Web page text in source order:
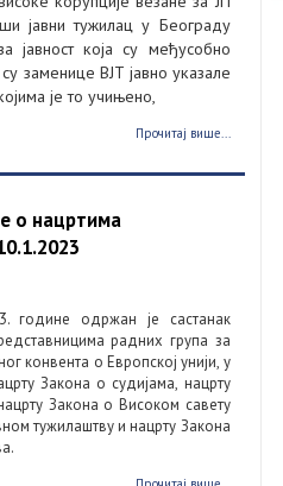
јавни тужилац у Београду
јавност која су међусобно
заменице ВЈТ јавно указале
је то учињено,
Прочитај више...
о нацртима
године одржан је састанак
радних група за
конвента о Европској унији, у
Закона о судијама, нацрту
Закона о Високом савету
тужилаштву и нацрту Закона